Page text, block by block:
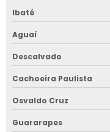
Ibaté
Aguaí
Descalvado
Cachoeira Paulista
Osvaldo Cruz
Guararapes